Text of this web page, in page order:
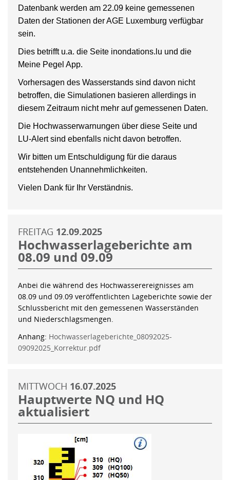
Datenbank werden am 22.09 keine gemessenen
Daten der Stationen der AGE Luxemburg verfügbar
sein.
Dies betrifft u.a. die Seite inondations.lu und die
Meine Pegel App.
Vorhersagen des Wasserstands sind davon nicht
betroffen, die Simulationen basieren allerdings in
diesem Zeitraum nicht mehr auf gemessenen Daten.
Die Hochwasserwarnungen über diese Seite und
LU-Alert sind ebenfalls nicht davon betroffen.
Wir bitten um Entschuldigung für die daraus
entstehenden Unannehmlichkeiten.
Vielen Dank für Ihr Verständnis.
FREITAG 12.09.2025
Hochwasserlageberichte am
08.09 und 09.09
Anbei die während des Hochwasserereignisses am
08.09 und 09.09 veröffentlichten Lageberichte sowie der
Schlussbericht mit den gemessenen Wasserständen
und Niederschlagsmengen.
Anhang: Hochwasserlageberichte_08092025-
09092025_Korrektur.pdf
MITTWOCH 16.07.2025
Hauptwerte NQ und HQ
aktualisiert